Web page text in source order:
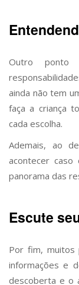
Outro ponto
ainda não tem
faça a criança
cada escolha.
Ademais, ao
acontecer caso
panorama das
Escute
Por fim, muitos
informações e
descoberta e o